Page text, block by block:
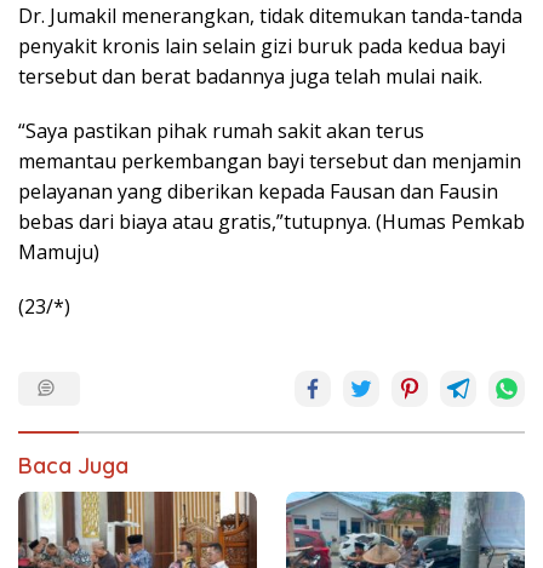
Dr. Jumakil menerangkan, tidak ditemukan tanda-tanda
penyakit kronis lain selain gizi buruk pada kedua bayi
tersebut dan berat badannya juga telah mulai naik.
“Saya pastikan pihak rumah sakit akan terus
memantau perkembangan bayi tersebut dan menjamin
pelayanan yang diberikan kepada Fausan dan Fausin
bebas dari biaya atau gratis,”tutupnya. (Humas Pemkab
Mamuju)
(23/*)
Baca Juga